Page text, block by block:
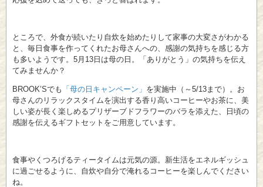
ところで、外食が続いたり自炊を始めたりして家事の大変さがわかる
と、毎日食事を作ってくれたお母さんへの、感謝の気持ちを感じる方
も多いようです。5月13日は母の日。「ありがとう」の気持ちを伝え
てみませんか？
BROOK’Sでも 「母の日キャンペーン」 を実施中（～5/13まで）。お
母さんのリラックスタイムを演出する香り高いコーヒーやお茶に、美
しい姿が長く楽しめるプリザーブドフラワーのバラを添えた、日頃の
感謝を伝えるギフトセットをご用意しています。
食事やくつろげるティータイムは元気の源。新生活をエネルギッシュ
に過ごせるように、自炊や自分で淹れるコーヒーを楽しんでください
ね。